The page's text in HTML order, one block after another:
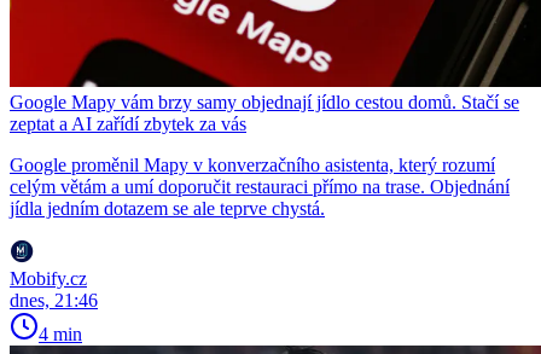
Google Mapy vám brzy samy objednají jídlo cestou domů. Stačí se
zeptat a AI zařídí zbytek za vás
Google proměnil Mapy v konverzačního asistenta, který rozumí
celým větám a umí doporučit restauraci přímo na trase. Objednání
jídla jedním dotazem se ale teprve chystá.
Mobify.cz
dnes, 21:46
4 min